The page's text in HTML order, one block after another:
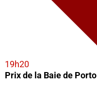
19h20
Prix de la Baie de Porto